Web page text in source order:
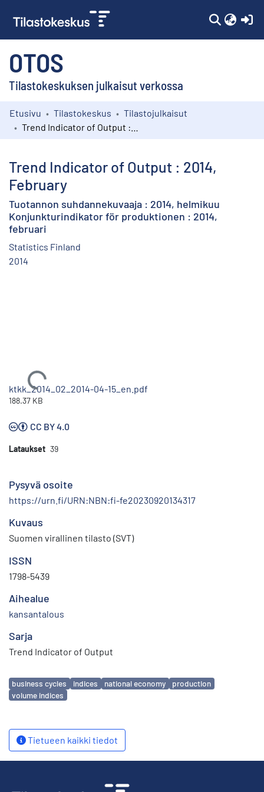
OTOS
Tilastokeskuksen julkaisut verkossa
Kokoelmat
Etusivu Tilastokeskus
Tilastojulkaisut
Trend Indicator of Output : 2014,
February
Tuotannon suhdannekuvaaja : 2014, helmikuu
Konjunkturindikator för produktionen : 2014,
februari
Statistics Finland
2014
Ladataan...
ktkk_2014_02_2014-04-15_en.pdf
188.37 KB
CC BY 4.0
Lataukset 39
Pysyvä osoite
https://urn.fi/URN:NBN:fi-fe20230920134317
Kuvaus
Suomen virallinen tilasto (SVT)
ISSN
1798-5439
Aihealue
kansantalous
Sarja
Trend Indicator of Output
Avainsanat
business cycles indices national economy
production
volume indices
Tietueen kaikki tiedot